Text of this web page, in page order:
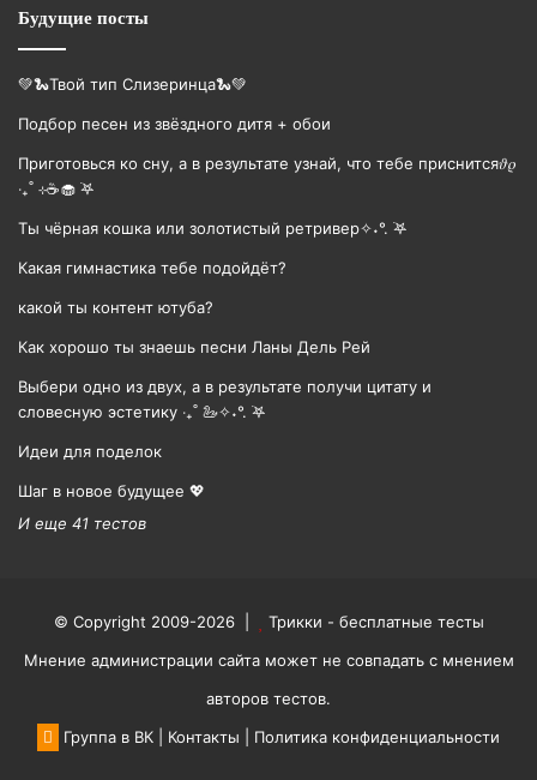
Будущие посты
💚🐍Твой тип Слизеринца🐍💚
Подбор песен из звёздного дитя + обои
Приготовься ко сну, а в результате узнай, что тебе приснится𝜗𝜚
‧₊˚ ⊹☕️🧁 ࣪𖤐
Ты чёрная кошка или золотистый ретривер✧˖°. ࣪𖤐
Какая гимнастика тебе подойдёт?
какой ты контент ютуба?
Как хорошо ты знаешь песни Ланы Дель Рей
Выбери одно из двух, а в результате получи цитату и
словесную эстетику ‧₊˚ 🦢✧˖°. ࣪𖤐
Идеи для поделок
Шаг в новое будущее 💖
И еще 41 тестов
© Copyright 2009-2026 |
Трикки - бесплатные тесты
Мнение администрации сайта может не совпадать с мнением
авторов тестов.
Группа в ВК
Контакты Политика конфиденциальности